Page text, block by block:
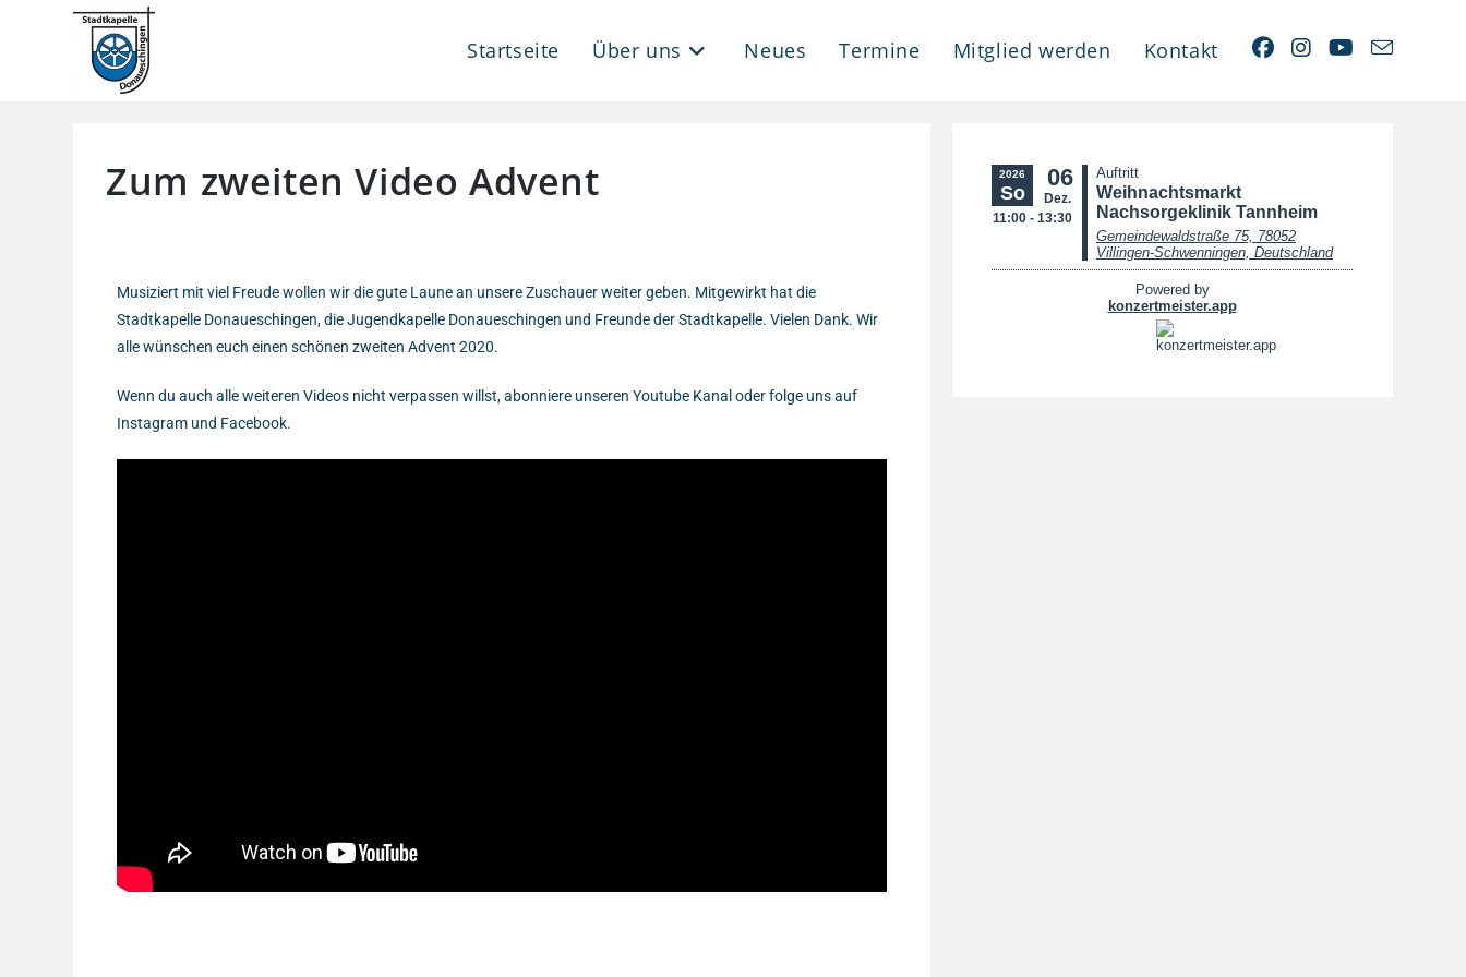
Startseite Über uns Neues Termine Mitglied werden Kontakt
Zum zweiten Video Advent
Musiziert mit viel Freude wollen wir die gute Laune an unsere Zuschauer weiter geben. Mitgewirkt hat die
Stadtkapelle Donaueschingen, die Jugendkapelle Donaueschingen und Freunde der Stadtkapelle. Vielen Dank. Wir
alle wünschen euch einen schönen zweiten Advent 2020.
Wenn du auch alle weiteren Videos nicht verpassen willst, abonniere unseren Youtube Kanal oder folge uns auf
Instagram und Facebook.